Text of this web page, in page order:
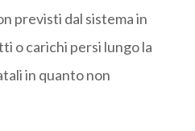
previsti dal sistema in
o carichi persi lungo la
in quanto non